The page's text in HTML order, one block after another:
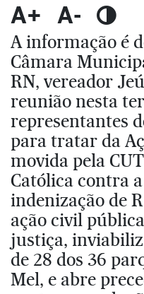
A+ A-
A informação é
Câmara
RN, vereador
reunião nesta
representantes
para tratar da
movida pela
Católica contra
indenização de
ação civil
justiça,
de 28 dos 36
Mel, e abre